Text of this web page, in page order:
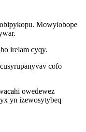
Mowylobope
irelam cyqy.
cofo
owedewez
yn izewosytybeq